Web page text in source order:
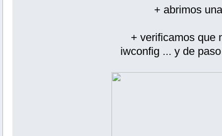
+ abrimos
+ verificamos que
iwconfig ... y de